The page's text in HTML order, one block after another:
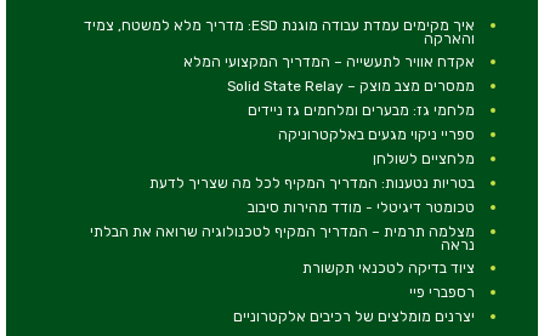
איך מקימים עמדת עבודה מוגנת ESD: מדריך מלא למשטח, צמיד
והארקה
אקדח אוויר לתעשייה – המדריך המקצועי המלא
ממסרים מצב מוצק – Solid State Relay
מלחמי גז: מבערים ומלחמים גז ניידים
ספריי ניקוי מגעים באלקטרוניקה
מלחציים לשולחן
בטריות נטענות: המדריך המקיף לכל מה שצריך לדעת
טכומטר דיגיטלי - מודד מהירות סיבוב
מצלמה תרמית – המדריך המקיף לטכנולוגיה שרואה את הבלתי
נראה
ציוד בדיקה לטכנאי תקשורת
רספברי פיי
יצרנים מומלצים של רכיבים אלקטרוניים